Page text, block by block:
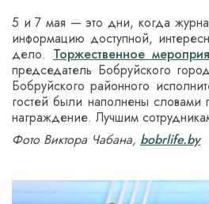
5 и 7 мая — это дни, когда
информацию доступной,
дело. Торжественное
председатель Бобруйского
Бобруйского районного
гостей были наполнены словами
награждение. Лучшим
Фото Виктора Чабана, bobrlife.by